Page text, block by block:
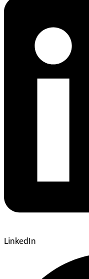
LinkedIn